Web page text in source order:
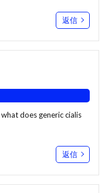
返信
what does generic cialis
返信